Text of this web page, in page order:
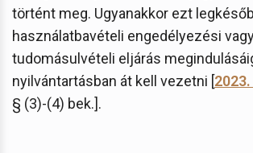
történt meg. Ugyanakkor ezt
használatbavételi engedélyezési
tudomásulvételi eljárás
nyilvántartásban át kell vezetni [
§ (3)-(4) bek.].